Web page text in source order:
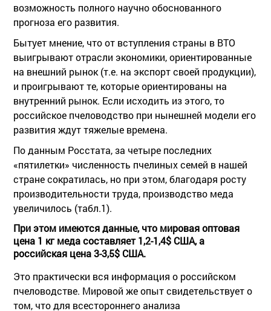
возможность полного научно обоснованного
прогноза его развития.
Бытует мнение, что от вступления страны в ВТО
выигрывают отрасли экономики, ориентированные
на внешний рынок (т.е. на экспорт своей продукции),
и проигрывают те, которые ориентированы на
внутренний рынок. Если исходить из этого, то
российское пчеловодство при нынешней модели его
развития ждут тяжелые времена.
По данным Росстата, за четыре последних
«пятилетки» численность пчелиных семей в нашей
стране сократилась, но при этом, благодаря росту
производительности труда, производство меда
увеличилось (табл.1).
При этом имеются данные, что мировая оптовая
цена 1 кг меда составляет 1,2-1,4$ США, а
российская цена 3-3,5$ США.
Это практически вся информация о российском
пчеловодстве. Мировой же опыт свидетельствует о
том, что для всестороннего анализа